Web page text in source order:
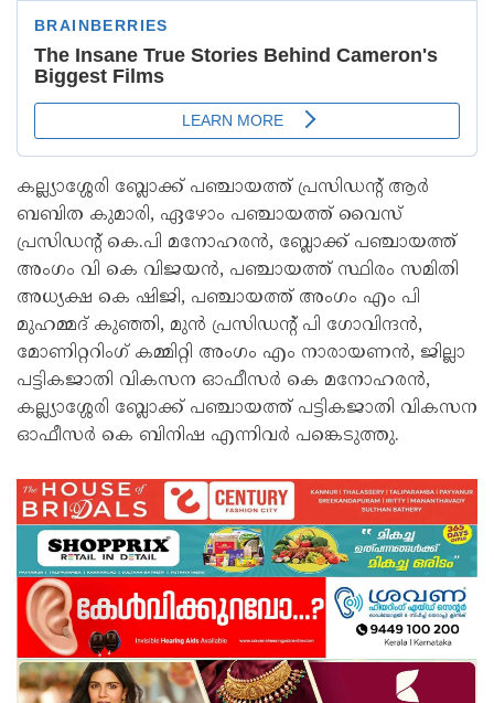
കല്ല്യാശ്ശേരി ബ്ലോക്ക് പഞ്ചായത്ത് പ്രസിഡന്റ് ആർ
ബബിത കുമാരി, ഏഴോം പഞ്ചായത്ത് വൈസ്
പ്രസിഡന്റ് കെ.പി മനോഹരൻ, ബ്ലോക്ക് പഞ്ചായത്ത്
അംഗം വി കെ വിജയൻ, പഞ്ചായത്ത് സ്ഥിരം സമിതി
അധ്യക്ഷ കെ ഷിജി, പഞ്ചായത്ത് അംഗം എം പി
മുഹമ്മദ് കുഞ്ഞി, മുൻ പ്രസിഡന്റ് പി ഗോവിന്ദൻ,
മോണിറ്ററിംഗ് കമ്മിറ്റി അംഗം എം നാരായണൻ, ജില്ലാ
പട്ടികജാതി വികസന ഓഫീസർ കെ മനോഹരൻ,
കല്ല്യാശ്ശേരി ബ്ലോക്ക് പഞ്ചായത്ത് പട്ടികജാതി വികസന
ഓഫീസർ കെ ബിനിഷ എന്നിവർ പങ്കെടുത്തു.